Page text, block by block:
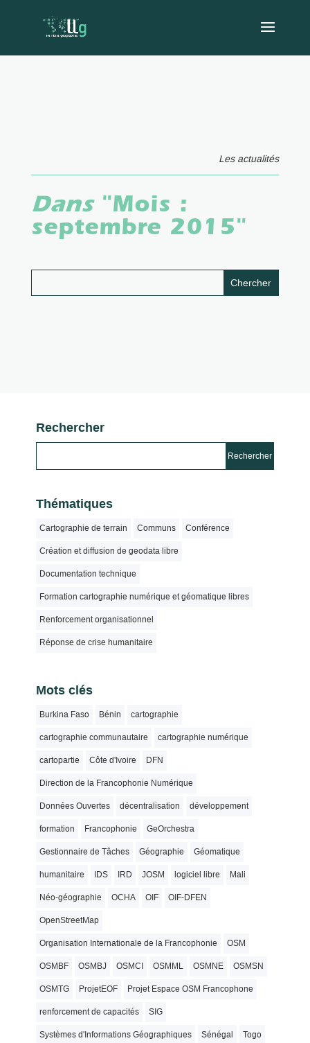
Les actualités
Dans"Mois :
septembre 2015"
Rechercher
Thématiques
Cartographie de terrain Communs Conférence
Création et diffusion de geodata libre
Documentation technique
Formation cartographie numérique et géomatique libres
Renforcement organisationnel
Réponse de crise humanitaire
Mots clés
Burkina Faso Bénin cartographie
cartographie communautaire cartographie numérique
cartopartie Côte d'Ivoire DFN
Direction de la Francophonie Numérique
Données Ouvertes décentralisation développement
formation Francophonie GeOrchestra
Gestionnaire de Tâches Géographie Géomatique
humanitaire IDS IRD JOSM logiciel libre Mali
Néo-géographie OCHA OIF OIF-DFEN
OpenStreetMap
Organisation Internationale de la Francophonie OSM
OSMBF OSMBJ OSMCI OSMML OSMNE OSMSN
OSMTG ProjetEOF Projet Espace OSM Francophone
renforcement de capacités SIG
Systèmes d'Informations Géographiques Sénégal Togo